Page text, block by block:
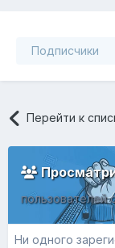
Подписчики
Перейти к
пользователей
Ни одного